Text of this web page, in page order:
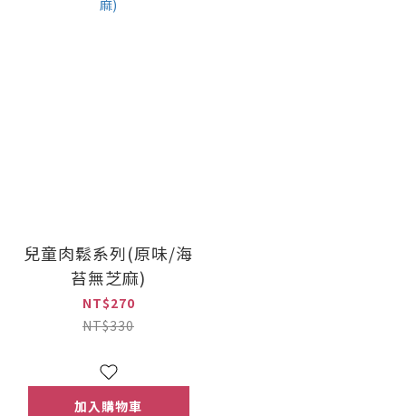
兒童肉鬆系列(原味/海
苔無芝麻)
NT$270
NT$330
加入購物車